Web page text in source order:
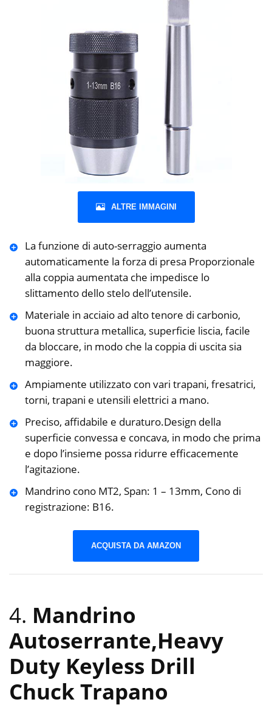
ALTRE IMMAGINI
La funzione di auto-serraggio aumenta
automaticamente la forza di presa Proporzionale
alla coppia aumentata che impedisce lo
slittamento dello stelo dell’utensile.
Materiale in acciaio ad alto tenore di carbonio,
buona struttura metallica, superficie liscia, facile
da bloccare, in modo che la coppia di uscita sia
maggiore.
Ampiamente utilizzato con vari trapani, fresatrici,
torni, trapani e utensili elettrici a mano.
Preciso, affidabile e duraturo.Design della
superficie convessa e concava, in modo che prima
e dopo l’insieme possa ridurre efficacemente
l’agitazione.
Mandrino cono MT2, Span: 1 – 13mm, Cono di
registrazione: B16.
ACQUISTA DA AMAZON
4. Mandrino
Autoserrante,Heavy
Duty Keyless Drill
Chuck Trapano